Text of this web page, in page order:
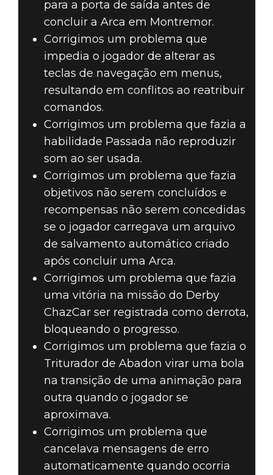
para a porta de saída antes de
concluir a Arca em Montremor.
Corrigimos um problema que
impedia o jogador de alterar as
teclas de navegação em menus,
resultando em conflitos ao reatribuir
comandos.
Corrigimos um problema que fazia a
habilidade Passada não reproduzir
som ao ser usada.
Corrigimos um problema que fazia
objetivos não serem concluídos e
recompensas não serem concedidas
se o jogador carregava um arquivo
de salvamento automático criado
após concluir uma Arca.
Corrigimos um problema que fazia
uma vitória na missão do Derby
ChazCar ser registrada como derrota,
bloqueando o progresso.
Corrigimos um problema que fazia o
Triturador de Abadon virar uma bola
na transição de uma animação para
outra quando o jogador se
aproximava.
Corrigimos um problema que
cancelava mensagens de erro
automaticamente quando ocorria